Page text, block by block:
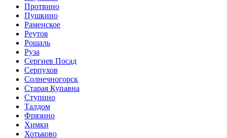
Протвино
Пушкино
Раменское
Реутов
Рошаль
Руза
Сергиев Посад
Серпухов
Солнечногорск
Старая Купавна
Ступино
Талдом
Фрязино
Химки
Хотьково